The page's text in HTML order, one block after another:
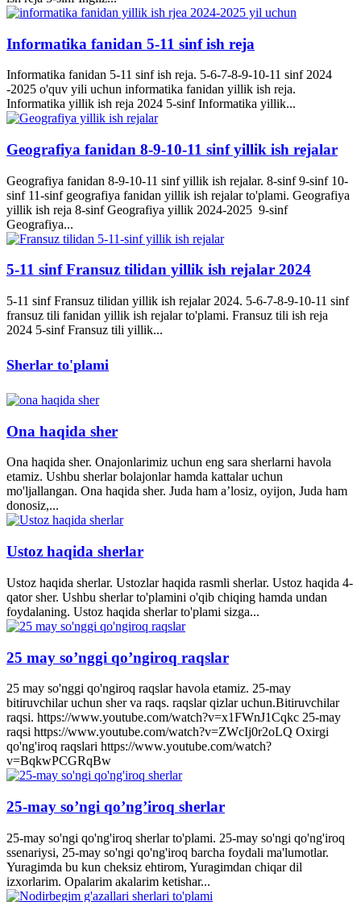
Informatika fanidan 5-11 sinf ish reja
Informatika fanidan 5-11 sinf ish reja. 5-6-7-8-9-10-11 sinf 2024
-2025 o'quv yili uchun informatika fanidan yillik ish reja.
Informatika yillik ish reja 2024 5-sinf Informatika yillik...
Geografiya fanidan 8-9-10-11 sinf yillik ish rejalar
Geografiya fanidan 8-9-10-11 sinf yillik ish rejalar. 8-sinf 9-sinf 10-
sinf 11-sinf geografiya fanidan yillik ish rejalar to'plami. Geografiya
yillik ish reja 8-sinf Geografiya yillik 2024-2025 9-sinf
Geografiya...
5-11 sinf Fransuz tilidan yillik ish rejalar 2024
5-11 sinf Fransuz tilidan yillik ish rejalar 2024. 5-6-7-8-9-10-11 sinf
fransuz tili fanidan yillik ish rejalar to'plami. Fransuz tili ish reja
2024 5-sinf Fransuz tili yillik...
Sherlar to'plami
Ona haqida sher
Ona haqida sher. Onajonlarimiz uchun eng sara sherlarni havola
etamiz. Ushbu sherlar bolajonlar hamda kattalar uchun
mo'ljallangan. Ona haqida sher. Juda ham a’losiz, oyijon, Juda ham
donosiz,...
Ustoz haqida sherlar
Ustoz haqida sherlar. Ustozlar haqida rasmli sherlar. Ustoz haqida 4-
qator sher. Ushbu sherlar to'plamini o'qib chiqing hamda undan
foydalaning. Ustoz haqida sherlar to'plami sizga...
25 may so’nggi qo’ngiroq raqslar
25 may so'nggi qo'ngiroq raqslar havola etamiz. 25-may
bitiruvchilar uchun sher va raqs. raqslar qizlar uchun.Bitiruvchilar
raqsi. https://www.youtube.com/watch?v=x1FWnJ1Cqkc 25-may
raqsi https://www.youtube.com/watch?v=ZWcIj0r2oLQ Oxirgi
qo'ng'iroq raqslari https://www.youtube.com/watch?
v=BqkwPCGRqBw
25-may so’ngi qo’ng’iroq sherlar
25-may so'ngi qo'ng'iroq sherlar to'plami. 25-may so'ngi qo'ng'iroq
ssenariysi, 25-may so'ngi qo'ng'iroq barcha foydali ma'lumotlar.
Yuragimda bu kun cheksiz ehtirom, Yuragimdan chiqar dil
izxorlarim. Opalarim akalarim ketishar...